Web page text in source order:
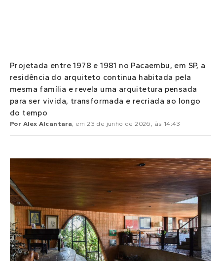
Projetada entre 1978 e 1981 no Pacaembu, em SP, a
residência do arquiteto continua habitada pela
mesma família e revela uma arquitetura pensada
para ser vivida, transformada e recriada ao longo
do tempo
Por Alex Alcantara, em 23 de junho de 2026 , às 14:43